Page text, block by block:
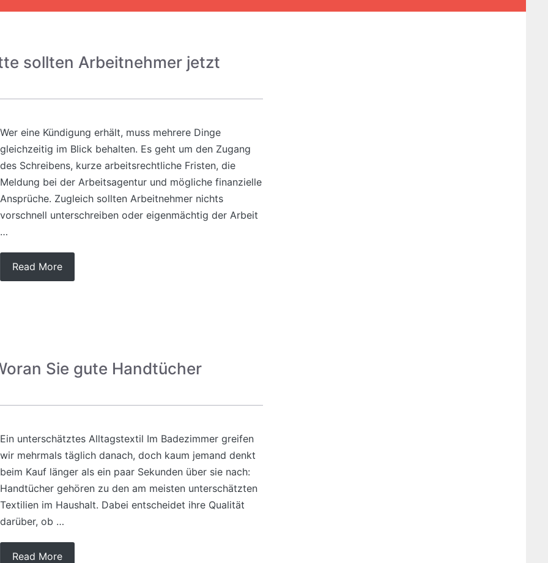
sollten Arbeitnehmer jetzt
Wer eine Kündigung erhält, muss mehrere Dinge
gleichzeitig im Blick behalten. Es geht um den Zugang
des Schreibens, kurze arbeitsrechtliche Fristen, die
Meldung bei der Arbeitsagentur und mögliche finanzielle
Ansprüche. Zugleich sollten Arbeitnehmer nichts
vorschnell unterschreiben oder eigenmächtig der Arbeit
…
Read More
Sie gute Handtücher
Ein unterschätztes Alltagstextil Im Badezimmer greifen
wir mehrmals täglich danach, doch kaum jemand denkt
beim Kauf länger als ein paar Sekunden über sie nach:
Handtücher gehören zu den am meisten unterschätzten
Textilien im Haushalt. Dabei entscheidet ihre Qualität
darüber, ob …
Read More